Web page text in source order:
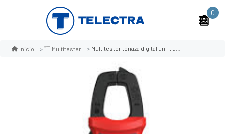
0
Inicio Multitester Multitester tenaza digital uni-t ut203 + autorango